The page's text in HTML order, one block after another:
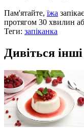
Пам'ятайте, їжа
протягом 30 хвилин
Теги: запіканка
Дивіться